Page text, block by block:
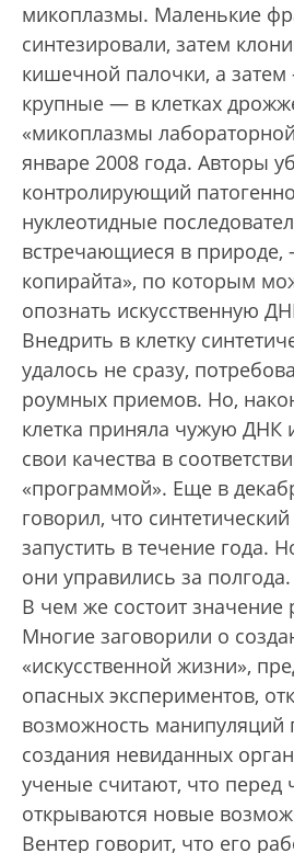
микоплазмы. Маленькие
синтезировали, затем
кишечной палочки, а
крупные — в клетках
«микоплазмы
январе 2008 года. Авторы
контролирующий
нуклеотидные
встречающиеся в природе,
копирайта», по которым
опознать искусственную
Внедрить в клетку
удалось не сразу,
роумных приемов. Но,
клетка приняла чужую ДНК
свои качества в
«программой». Еще в
говорил, что
запус­тить в течение года.
они управились за полгода.
В чем же состоит значение
Многие заговорили о
«искусственной жизни»,
опасных экспериментов,
возможность манипуляций
создания невиданных
ученые считают, что перед
открываются новые
Вентер говорит, что его